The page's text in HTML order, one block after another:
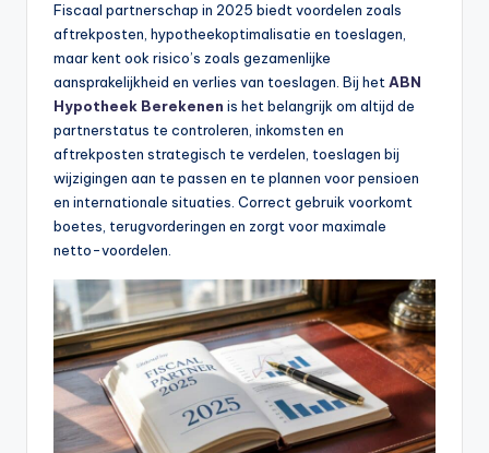
Fiscaal partnerschap in 2025 biedt voordelen zoals
aftrekposten, hypotheekoptimalisatie en toeslagen,
maar kent ook risico’s zoals gezamenlijke
aansprakelijkheid en verlies van toeslagen. Bij het ABN
Hypotheek Berekenen is het belangrijk om altijd de
partnerstatus te controleren, inkomsten en
aftrekposten strategisch te verdelen, toeslagen bij
wijzigingen aan te passen en te plannen voor pensioen
en internationale situaties. Correct gebruik voorkomt
boetes, terugvorderingen en zorgt voor maximale
netto-voordelen.